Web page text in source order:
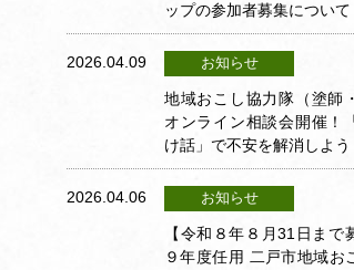
ップの参加者募集について
2026.04.09 お知らせ
地域おこし協力隊（塗師
オンライン相談会開催！
け話」で不安を解消しよう
2026.04.06 お知らせ
【令和８年８月31日まで
９年度任用 二戸市地域お